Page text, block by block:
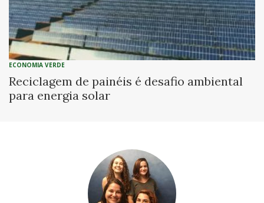
ECONOMIA VERDE
Reciclagem de painéis é desafio ambiental
para energia solar